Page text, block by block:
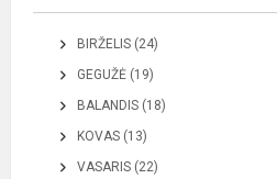
BIRŽELIS (24)
GEGUŽĖ (19)
BALANDIS (18)
KOVAS (13)
VASARIS (22)